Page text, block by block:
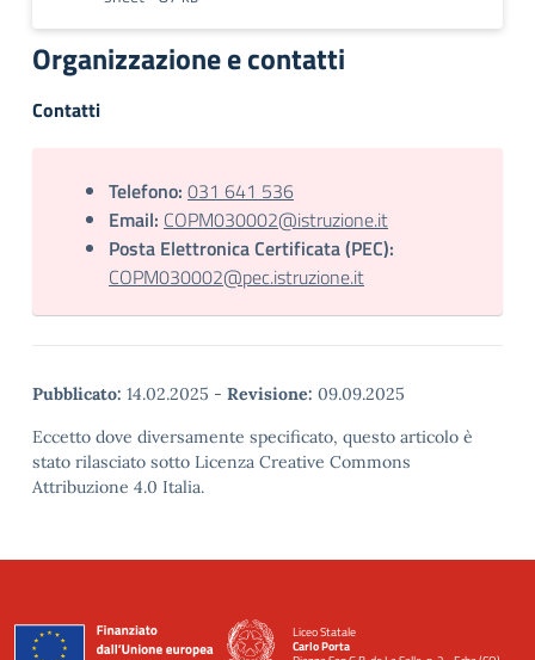
Organizzazione e contatti
Contatti
Telefono: 031 641 536
Email: COPM030002@istruzione.it
Posta Elettronica Certificata (PEC):
COPM030002@pec.istruzione.it
Pubblicato: 14.02.2025 - Revisione: 09.09.2025
Eccetto dove diversamente specificato, questo articolo è
stato rilasciato sotto Licenza Creative Commons
Attribuzione 4.0 Italia.
Liceo Statale
Carlo Porta